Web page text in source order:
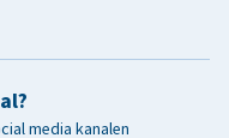
media kanalen